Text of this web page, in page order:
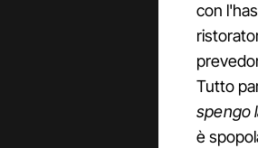
con
Tutto
spengo
è